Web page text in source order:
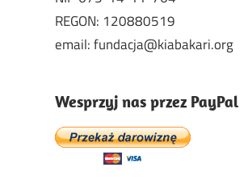
REGON: 120880519
email: fundacja@kiabakari.org
Wesprzyj nas przez PayPal